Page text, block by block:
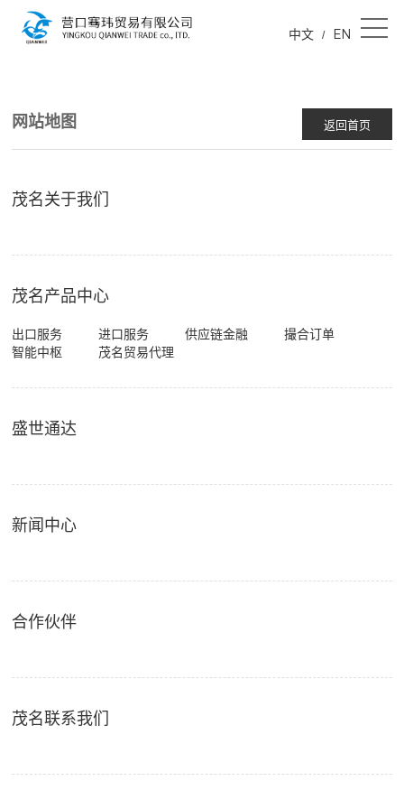
中文 / EN
网站地图 返回首页
茂名关于我们
茂名产品中心
出口服务 进口服务 供应链金融
撮合订单
智能中枢
茂名贸易代理
盛世通达
新闻中心
合作伙伴
茂名联系我们